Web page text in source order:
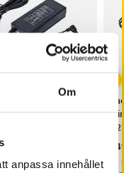
Om
anpassa innehållet
Xiaomi
har vi bara 3 kvar av denna